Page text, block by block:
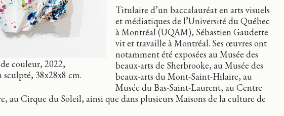
couleur, 2022,
38x28x8 cm.
Titulaire d’un baccalauréat en arts visuels
et médiatiques de l’Université du Québec
à Montréal (UQAM), Sébastien Gaudette
vit et travaille à Montréal. Ses œuvres ont
notamment été exposées au Musée des
beaux-arts de Sherbrooke, au Musée des
beaux-arts du Mont-Saint-Hilaire, au
Musée du Bas-Saint-Laurent, au Centre
au Cirque du Soleil, ainsi que dans plusieurs Maisons de la culture de